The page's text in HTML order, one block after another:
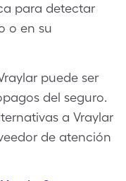
para detectar
o en su
puede ser
del seguro.
a Vraylar
de atención